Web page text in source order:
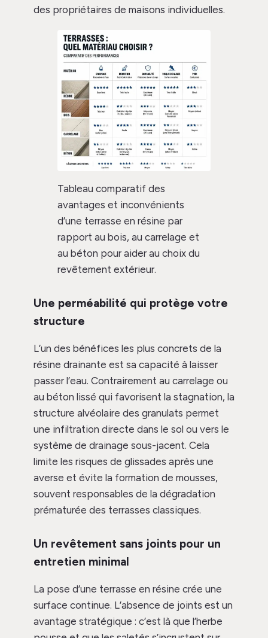
des propriétaires de maisons individuelles.
Tableau comparatif des
avantages et inconvénients
d’une terrasse en résine par
rapport au bois, au carrelage et
au béton pour aider au choix du
revêtement extérieur.
Une perméabilité qui protège votre
structure
L’un des bénéfices les plus concrets de la
résine drainante est sa capacité à laisser
passer l’eau. Contrairement au carrelage ou
au béton lissé qui favorisent la stagnation, la
structure alvéolaire des granulats permet
une infiltration directe dans le sol ou vers le
système de drainage sous-jacent. Cela
limite les risques de glissades après une
averse et évite la formation de mousses,
souvent responsables de la dégradation
prématurée des terrasses classiques.
Un revêtement sans joints pour un
entretien minimal
La pose d’une terrasse en résine crée une
surface continue. L’absence de joints est un
avantage stratégique : c’est là que l’herbe